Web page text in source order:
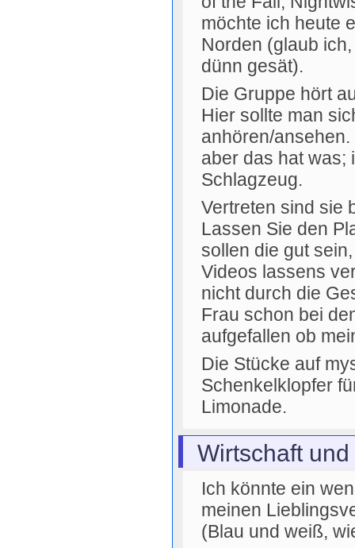
möchte ich heute
Norden (glaub
dünn gesät).
Die Gruppe hört
Hier sollte man
anhören/
aber das hat was;
Schlagzeug.
Vertreten sind sie
Lassen Sie den
sollen die gut
Videos lassens
nicht durch die
Frau schon bei
aufgefallen ob
Die Stücke auf
Schenkelklopfer
Limonade.
Wirtschaft
Ich könnte ein
meinen
(Blau und weiß,